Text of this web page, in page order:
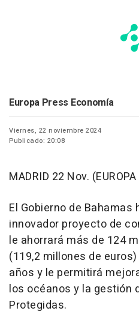
Europa Press Economía
Viernes, 22 noviembre 2024
Publicado: 20:08
MADRID 22 Nov.
El Gobierno de
innovador proyecto de
le ahorrará más de 124
(119,2 millones de
años y le permitirá
los océanos y la gestión
Protegidas.